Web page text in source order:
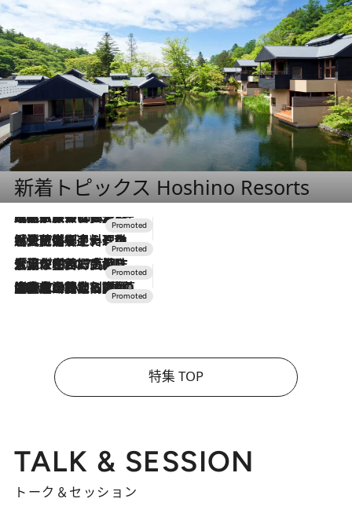
新着トピックス Hoshino Resorts
2026.7.31
【ホテル帰省】という選択肢をOMOが提案。家族とほどよい距離を保つには「昼は実家、夜は気兼ねなくホテルで！」
2026.7.24
【夏限定ディナーコース】旬を迎える稚鮎や花ズッキーニなどをイタリア・トスカーナの郷土料理の手法で満喫！
2026.7.17
「土佐和ハーブかき氷」がOMO7高知に登場！生姜、山椒、大葉など目にも舌にも涼を呼ぶ郷土の味
2026.7.10
NEW OPEN！【界 草津】名湯の地に誕生。趣の異なる2種の温泉と上州ならではの会席・蕎麦割烹など美食を味わう究極の癒やし旅
特集 TOP
TALK & SESSION
トーク＆セッション